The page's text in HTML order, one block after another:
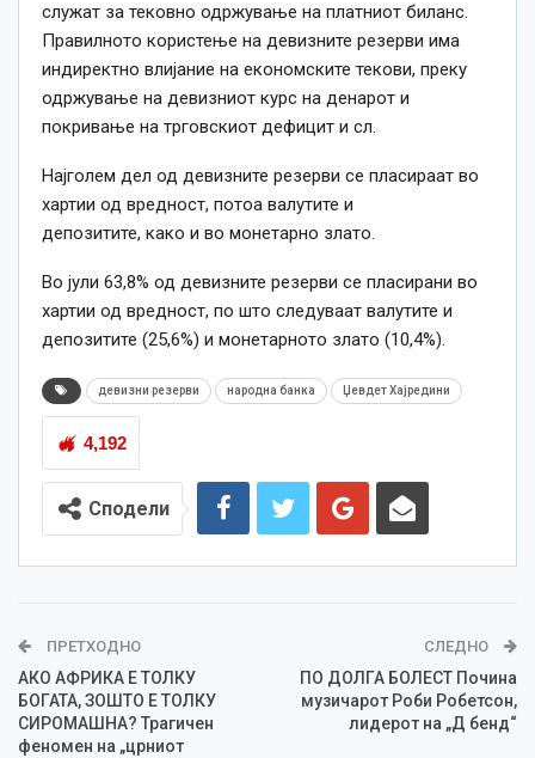
служат за тековно одржување на платниот биланс.
Правилното користење на девизните резерви има
индиректно влијание на економските текови, преку
одржување на девизниот курс на денарот и
покривање на трговскиот дефицит и сл.
Најголем дел од девизните резерви се пласираат во
хартии од вредност, потоа валутите и
депозитите, како и во монетарно злато.
Во јули 63,8% од девизните резерви се пласирани во
хартии од вредност, по што следуваат валутите и
депозитите (25,6%) и монетарното злато (10,4%).
девизни резерви народна банка Џевдет Хајредини
4,192
Сподели
ПРЕТХОДНО
АКО АФРИКА Е ТОЛКУ
БОГАТА, ЗОШТО Е ТОЛКУ
СИРОМАШНА? Трагичен
феномен на „црниот
СЛЕДНО
ПО ДОЛГА БОЛЕСТ Почина
музичарот Роби Робетсон,
лидерот на „Д бенд“